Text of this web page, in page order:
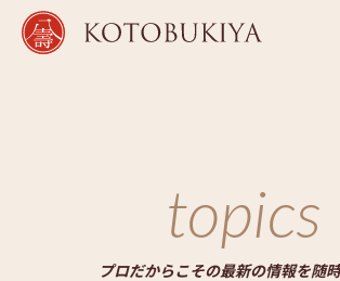
topics
プロだからこその最新の情報を随